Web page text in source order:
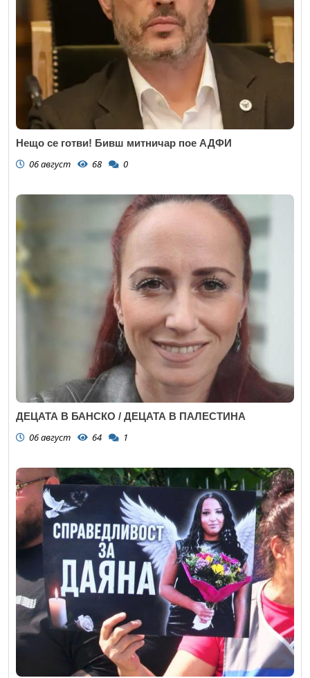
Нещо се готви! Бивш митничар пое АДФИ
06 август 68 0
ДЕЦАТА В БАНСКО / ДЕЦАТА В ПАЛЕСТИНА
06 август 64 1